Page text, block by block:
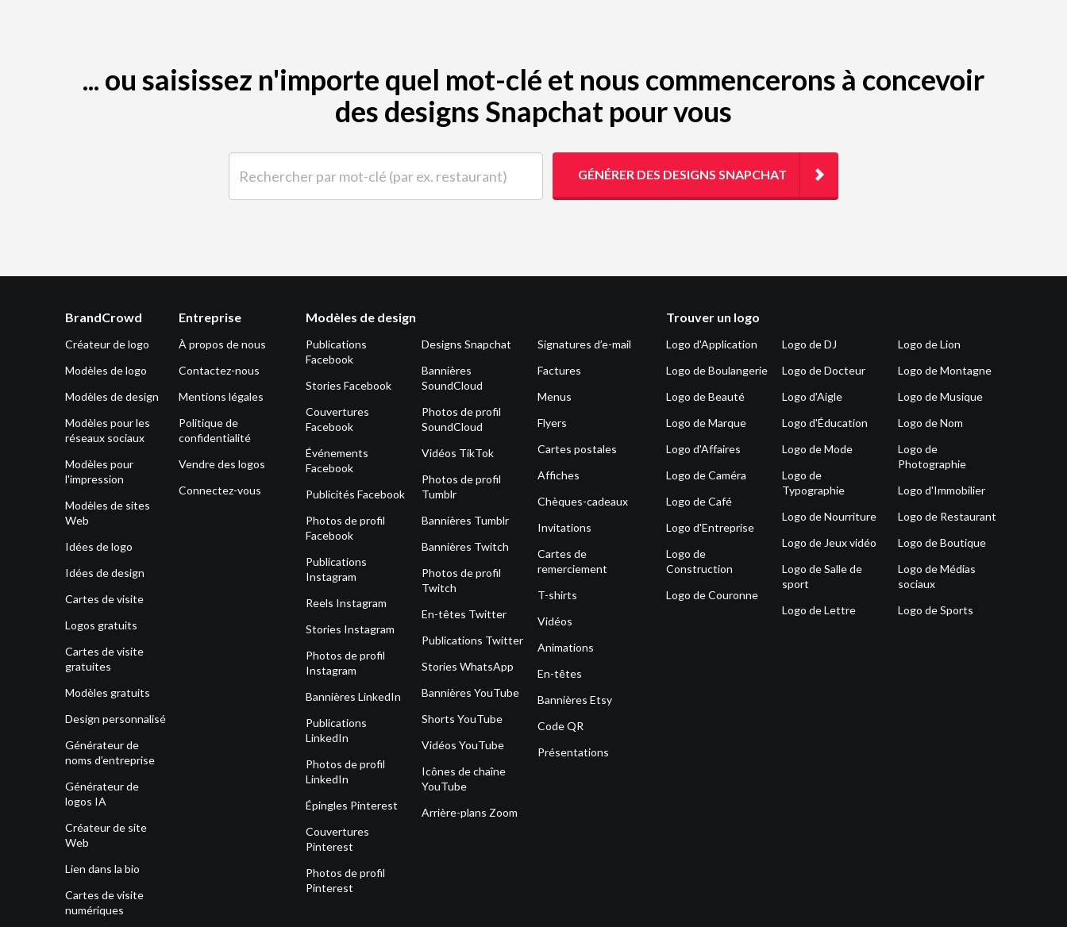
... ou saisissez n'importe quel mot-clé et nous commencerons à concevoir
des designs Snapchat pour vous
GÉNÉRER DES DESIGNS SNAPCHAT
BrandCrowd
Créateur de logo
Modèles de logo
Modèles de design
Modèles pour les
réseaux sociaux
Modèles pour
l'impression
Modèles de sites
Web
Idées de logo
Idées de design
Cartes de visite
Logos gratuits
Cartes de visite
gratuites
Modèles gratuits
Design personnalisé
Générateur de
noms d’entreprise
Générateur de
logos IA
Créateur de site
Web
Lien dans la bio
Cartes de visite
numériques
Entreprise
À propos de nous
Contactez-nous
Mentions légales
Politique de
confidentialité
Vendre des logos
Connectez-vous
Modèles de design
Publications
Facebook
Stories Facebook
Couvertures
Facebook
Événements
Facebook
Publicités Facebook
Photos de profil
Facebook
Publications
Instagram
Reels Instagram
Stories Instagram
Photos de profil
Instagram
Bannières LinkedIn
Publications
LinkedIn
Photos de profil
LinkedIn
Épingles Pinterest
Couvertures
Pinterest
Photos de profil
Pinterest
Designs Snapchat
Bannières
SoundCloud
Photos de profil
SoundCloud
Vidéos TikTok
Photos de profil
Tumblr
Bannières Tumblr
Bannières Twitch
Photos de profil
Twitch
En-têtes Twitter
Publications Twitter
Stories WhatsApp
Bannières YouTube
Shorts YouTube
Vidéos YouTube
Icônes de chaîne
YouTube
Arrière-plans Zoom
Signatures d’e-mail
Factures
Menus
Flyers
Cartes postales
Affiches
Chèques-cadeaux
Invitations
Cartes de
remerciement
T-shirts
Vidéos
Animations
En-têtes
Bannières Etsy
Code QR
Présentations
Trouver un logo
Logo d'Application
Logo de Boulangerie
Logo de Beauté
Logo de Marque
Logo d'Affaires
Logo de Caméra
Logo de Café
Logo d'Entreprise
Logo de
Construction
Logo de Couronne
Logo de DJ
Logo de Docteur
Logo d'Aigle
Logo d'Éducation
Logo de Mode
Logo de
Typographie
Logo de Nourriture
Logo de Jeux vidéo
Logo de Salle de
sport
Logo de Lettre
Logo de Lion
Logo de Montagne
Logo de Musique
Logo de Nom
Logo de
Photographie
Logo d'Immobilier
Logo de Restaurant
Logo de Boutique
Logo de Médias
sociaux
Logo de Sports